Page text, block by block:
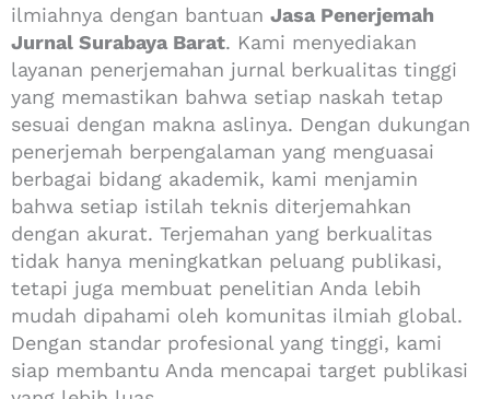
ilmiahnya dengan bantuan Jasa Penerjemah
Jurnal Surabaya Barat. Kami menyediakan
layanan penerjemahan jurnal berkualitas tinggi
yang memastikan bahwa setiap naskah tetap
sesuai dengan makna aslinya. Dengan dukungan
penerjemah berpengalaman yang menguasai
berbagai bidang akademik, kami menjamin
bahwa setiap istilah teknis diterjemahkan
dengan akurat. Terjemahan yang berkualitas
tidak hanya meningkatkan peluang publikasi,
tetapi juga membuat penelitian Anda lebih
mudah dipahami oleh komunitas ilmiah global.
Dengan standar profesional yang tinggi, kami
siap membantu Anda mencapai target publikasi